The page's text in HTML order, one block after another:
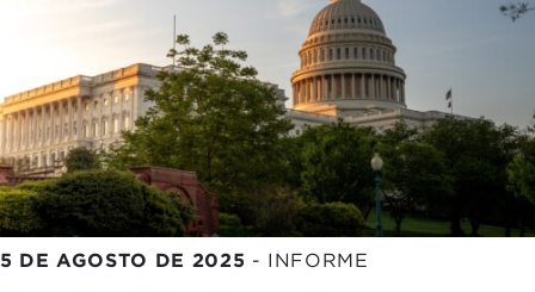
5 DE AGOSTO DE 2025 - INFORME